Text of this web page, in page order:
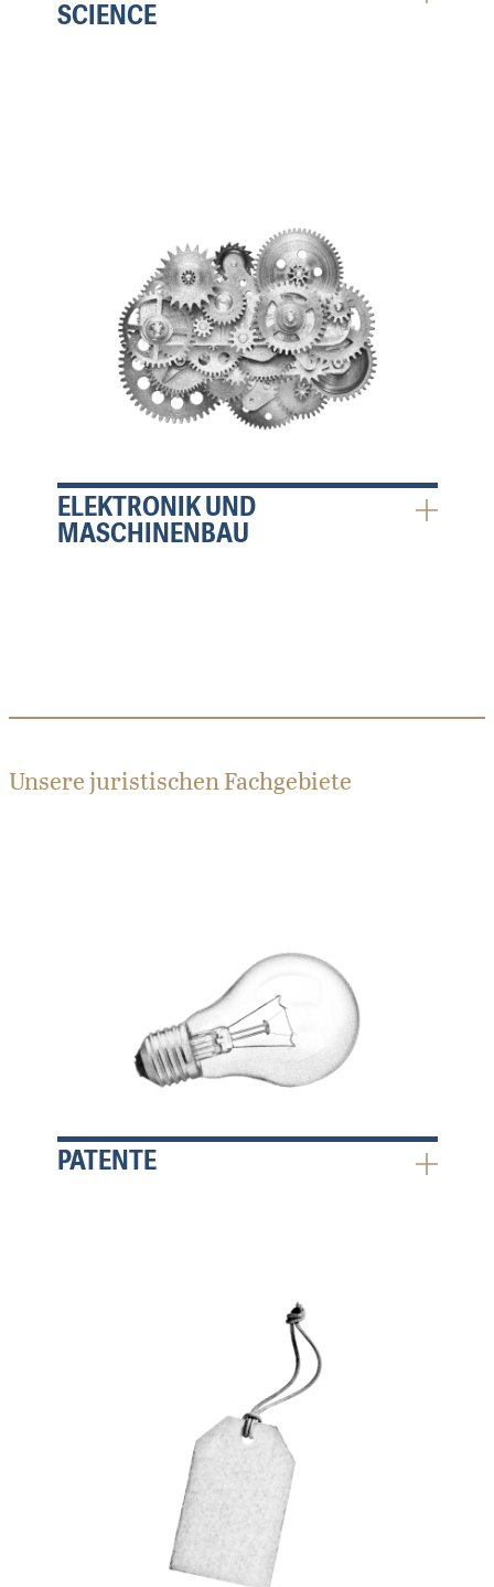
SCIENCE
ELEKTRONIK UND
MASCHINENBAU
Unsere juristischen Fachgebiete
PATENTE